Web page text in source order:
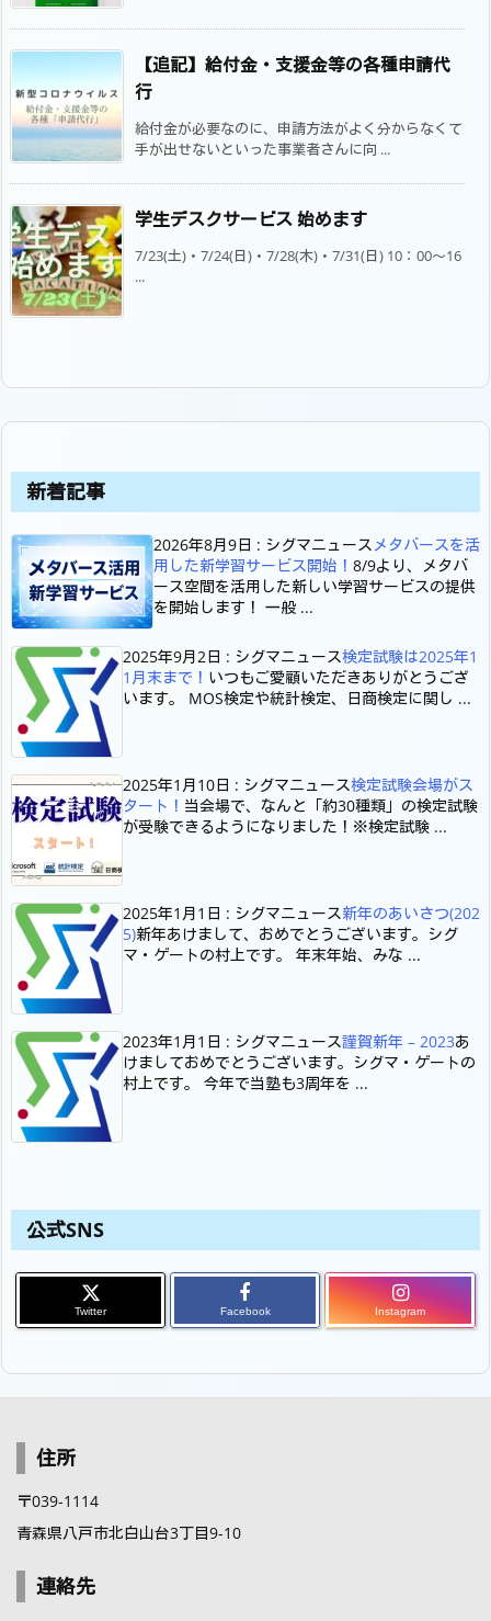
【追記】給付金・支援金等の各種申請代
行
給付金が必要なのに、申請方法がよく分からなくて
手が出せないといった事業者さんに向 ...
学生デスクサービス 始めます
7/23(土)・7/24(日)・7/28(木)・7/31(日) 10：00～16
...
新着記事
2026年8月9日 : シグマニュースメタバースを活
用した新学習サービス開始！ 8/9より、メタバ
ース空間を活用した新しい学習サービスの提供
を開始します！ 一般 ...
2025年9月2日 : シグマニュース検定試験は2025年1
1月末まで！ いつもご愛顧いただきありがとうござ
います。 MOS検定や統計検定、日商検定に関し ...
2025年1月10日 : シグマニュース検定試験会場がス
タート！ 当会場で、なんと「約30種類」の検定試験
が受験できるようになりました！※検定試験 ...
2025年1月1日 : シグマニュース新年のあいさつ(202
5)新年あけまして、おめでとうございます。シグ
マ・ゲートの村上です。 年末年始、みな ...
2023年1月1日 : シグマニュース謹賀新年 – 2023あ
けましておめでとうございます。シグマ・ゲートの
村上です。 今年で当塾も3周年を ...
公式SNS
Twitter Facebook Instagram
住所
〒039-1114
青森県八戸市北白山台3丁目9-10
連絡先